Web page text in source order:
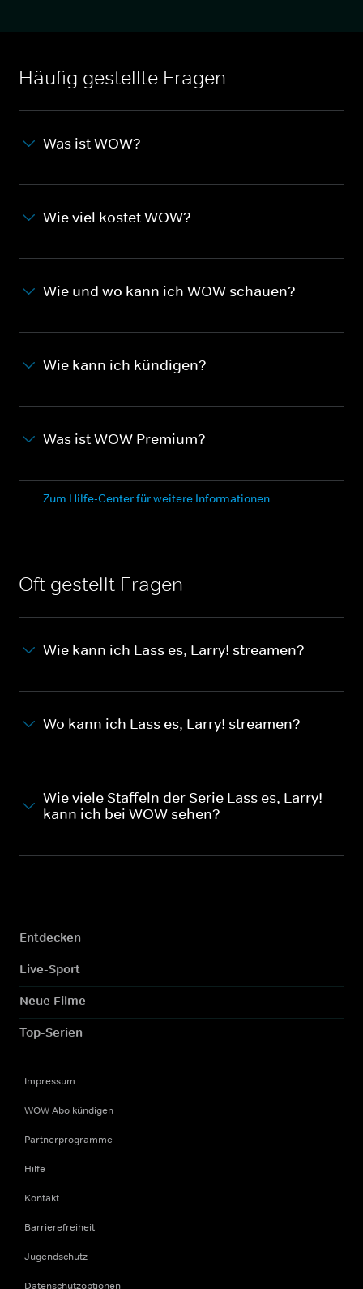
Häufig gestellte Fragen
Was ist WOW?
Wie viel kostet WOW?
Wie und wo kann ich WOW schauen?
Wie kann ich kündigen?
Was ist WOW Premium?
Zum Hilfe-Center für weitere Informationen
Oft gestellt Fragen
Wie kann ich Lass es, Larry! streamen?
Wo kann ich Lass es, Larry! streamen?
Wie viele Staffeln der Serie Lass es, Larry!
kann ich bei WOW sehen?
Entdecken
Live-Sport
Neue Filme
Top-Serien
Impressum
WOW Abo kündigen
Partnerprogramme
Hilfe
Kontakt
Barrierefreiheit
Jugendschutz
Datenschutzoptionen